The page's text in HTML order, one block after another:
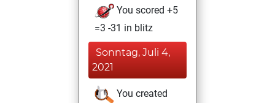
You scored +5
=3 -31 in blitz
Sonntag, Juli 4,
2021
You created